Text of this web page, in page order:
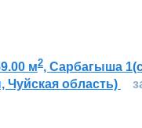
м2, Сарбагыша
Чуйская область)